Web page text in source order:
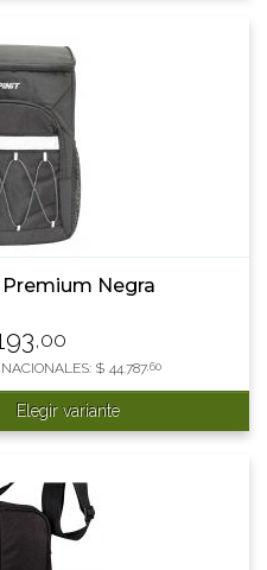
Negra
,00
$ 44.787,60
Elegir variante